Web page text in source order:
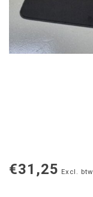
€31,25 Excl. btw